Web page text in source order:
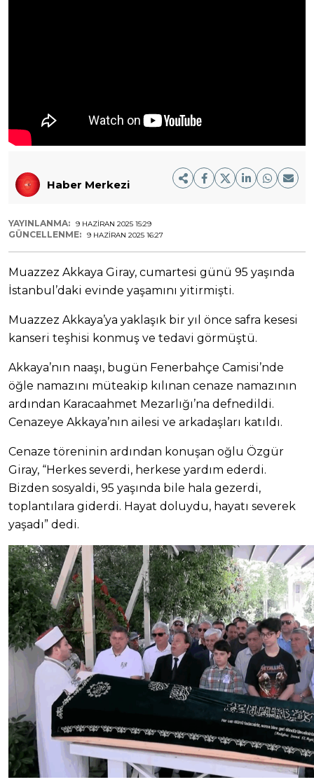
Haber Merkezi
YAYINLANMA: 9 HAZIRAN 2025 15:29
GÜNCELLENME: 9 HAZIRAN 2025 16:27
Muazzez Akkaya Giray, cumartesi günü 95 yaşında
İstanbul’daki evinde yaşamını yitirmişti.
Muazzez Akkaya’ya yaklaşık bir yıl önce safra kesesi
kanseri teşhisi konmuş ve tedavi görmüştü.
Akkaya’nın naaşı, bugün Fenerbahçe Camisi’nde
öğle namazını müteakip kılınan cenaze namazının
ardından Karacaahmet Mezarlığı’na defnedildi.
Cenazeye Akkaya’nın ailesi ve arkadaşları katıldı.
Cenaze töreninin ardından konuşan oğlu Özgür
Giray, “Herkes severdi, herkese yardım ederdi.
Bizden sosyaldi, 95 yaşında bile hala gezerdi,
toplantılara giderdi. Hayat doluydu, hayatı severek
yaşadı” dedi.